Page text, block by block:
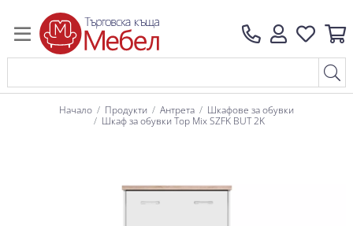
Начало Продукти Антрета
Шкафове за обувки
Шкаф за обувки Top Mix SZFK BUT 2K